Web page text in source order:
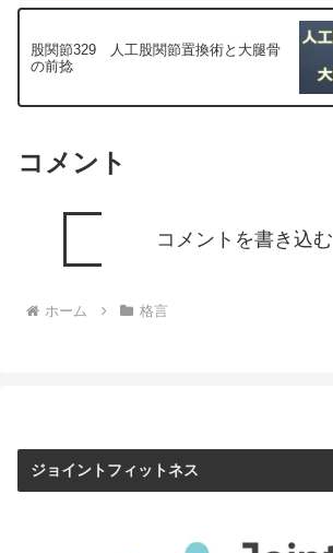
股関節329 人工股関節置換術と大腿骨
の前捻
コメント
コメントを書き込む
ホーム 格言
ジョイントフィットネス